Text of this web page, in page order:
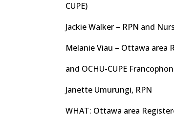
CUPE)
Jackie Walker – RPN and
Melanie Viau – Ottawa
and OCHU-CUPE
Janette Umurungi, RPN
WHAT: Ottawa area